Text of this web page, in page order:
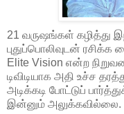
21 வருஷங்கள் கழித்து
புதுப்பொலிவுடன்
Elite Vision என்ற
டிவிடியாக அதி உச்ச
அடிக்கடி போட்டுப்
இன்னும் அலுக்கவில்லை.